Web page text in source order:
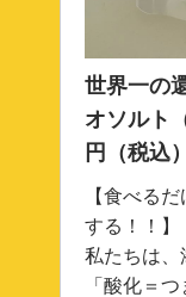
世界一の
オソルト
円（税込
【食べる
する！！】
私たちは、
「酸化＝